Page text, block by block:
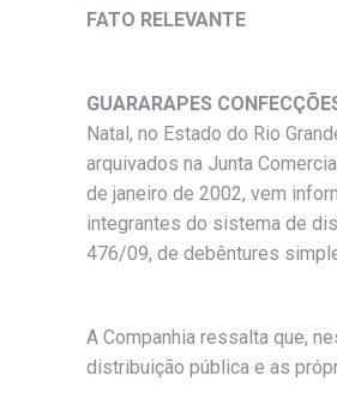
FATO RELEVANTE
GUARARAPES
Natal, no Estado do Rio
arquivados na Junta
de janeiro de 2002, vem
integrantes do sistema de
476/09, de debêntures
A Companhia ressalta que,
distribuição pública e as